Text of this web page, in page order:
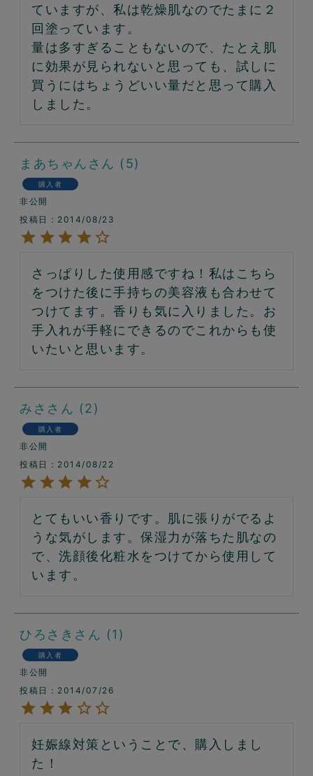
ていますが、私は乾燥肌なのでたまに２
回塗っています。
量は多すぎることもないので、たとえ肌
に効果が見られないと思っても、試しに
買うにはちょうどいい量だと思って購入
しました。
まあちゃん 5
購入者
非公開
投稿日
2014/08/23
さっぱりした使用感ですね！私はこちら
をつけた後に手持ちの美容液も合わせて
つけてます。香りも気に入りました。お
手入れが手軽にできるのでこれからも使
いたいと思います。
みさ 2
購入者
非公開
投稿日
2014/08/22
とてもいい香りです。肌に張りがでるよ
うな気がします。保湿力が落ちた肌なの
で、洗顔後化粧水をつけてから使用して
います。
ひろさき 1
購入者
非公開
投稿日
2014/07/26
妊娠線対策ということで、購入しまし
た！